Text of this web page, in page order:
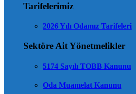
Tarifelerimiz
2026 Yılı Odamız Tarifeleri
Sektöre Ait Yönetmelikler
5174 Sayılı TOBB Kanunu
Oda Muamelat Kanunu